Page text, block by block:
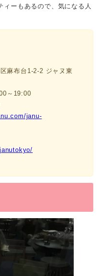
ィーもあるので、気になる人
麻布台1-2-2 ジャヌ東
～19:00
janu-